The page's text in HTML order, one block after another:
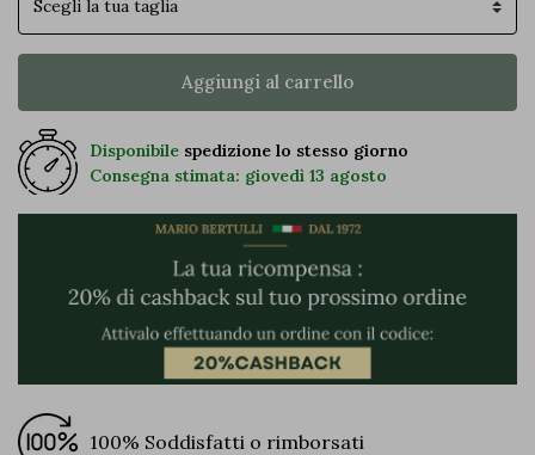
Aggiungi al carrello
Disponibile spedizione lo stesso giorno
Consegna stimata: giovedì 13 agosto
100% Soddisfatti o rimborsati